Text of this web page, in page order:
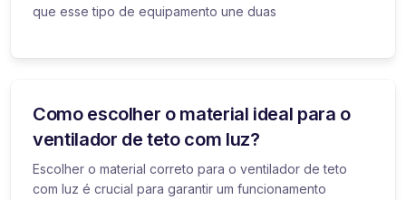
que esse tipo de equipamento une duas
Como escolher o material ideal para o
ventilador de teto com luz?
Escolher o material correto para o ventilador de teto
com luz é crucial para garantir um funcionamento